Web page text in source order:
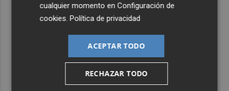
cualquier momento enConfiguración de
cookies .Política de privacidad
ACEPTAR TODO
RECHAZAR TODO